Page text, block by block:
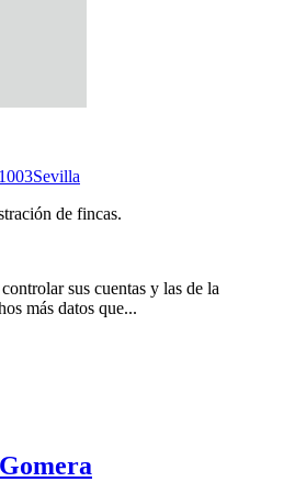
Sevilla
de fincas.
sus cuentas y las de la
más datos que...